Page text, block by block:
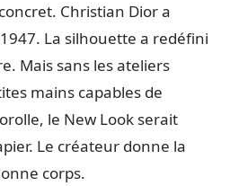
Christian Dior a
La silhouette a redéfini
Mais sans les ateliers
mains capables de
le New Look serait
Le créateur donne la
corps.